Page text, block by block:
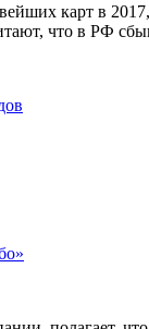
карт в
что в РФ